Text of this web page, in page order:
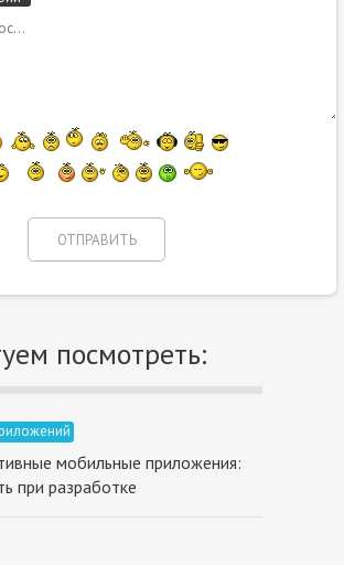
посмотреть:
мобильные приложения:
при разработке